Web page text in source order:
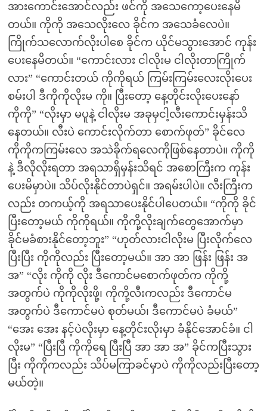
အားကောင်းအောင်လည်း ဖင်ကို အသေကော့ပေးနေမိ
တယ်။ ကိုကို အသေလိုးလေ ခိုင်က အသေခံလေပဲ။
ကြိုက်သလောက်လိုးပါစေ ခိုင်က ယိုင်မသွားအောင် ကုန်း
ပေးနေမိတယ်။ “ကောင်းလား ငါလိုးမ ငါလိုးတာကြိုက်
လား” “ကောင်းတယ် ကိုကိုရယ် ကြမ်းကြမ်းလေးလိုးပေး
စမ်းပါ ဒီကိုကိုလိုးမ ကို။ ပြီးတော့ နေ့တိုင်းလိုးပေးနော်
ကိုကို” “လိုးမှာ မပူနဲ့ ငါလိုးမ အခုမှငါ့လီးကောင်းမှန်းသိ
နေတယ်။ လီးပဲ ကောင်းလိုက်တာ စောက်ဖုတ်” ခိုင်လေ
ကိုကိုကကြမ်းလေ အသဲခိုက်ရလေကိုဖြစ်နေတာပဲ။ ကိုကို
နဲ့ ဒီလိုလိုးရတာ အရသာရှိမှန်းသိရင် အစောကြီးက ကုန်း
ပေးမိမှာပဲ။ သိပ်လိုးနိုင်တာပဲရှင်။ အရမ်းပါပဲ။ လီးကြီးက
လည်း တကယ့်ကို အရသာပေးနိုင်ပါပေတယ်။ “ကိုကို ခိုင်
ပြီးတော့မယ် ကိုကိုရယ်။ ကိုကို့လိုးချက်တွေအောက်မှာ
ခိုင်မခံစားနိုင်တော့ဘူး” “ဟုတ်လားငါလိုးမ ပြီးလိုက်လေ
ပြီးပြီး ကိုကိုလည်း ပြီးတော့မယ်။ အာ အာ ဖြန်း ဖြန်း အ
အ” “လိုး ကိုကို လိုး ဒီကောင်မစောက်ဖုတ်က ကိုကို့
အတွက်ပဲ ကိုကိုလိုးဖို့၊ ကိုကို့လီးကလည်း ဒီကောင်မ
အတွက်ပဲ ဒီကောင်မပဲ စုတ်မယ်၊ ဒီကောင်မပဲ ခံမယ်”
“အေး အေး နင့်ပဲလိုးမှာ နေ့တိုင်းလိုးမှာ ခံနိုင်အောင်ခံ။ ငါ
လိုးမ” “ပြီးပြီ ကိုကိုရေ ပြီးပြီ အာ အာ အ” ခိုင်ကပြီးသွား
ပြီး ကိုကိုကလည်း သိပ်မကြာခင်မှာပဲ ကိုကိုလည်းပြီးတော့
မယ်တဲ့။